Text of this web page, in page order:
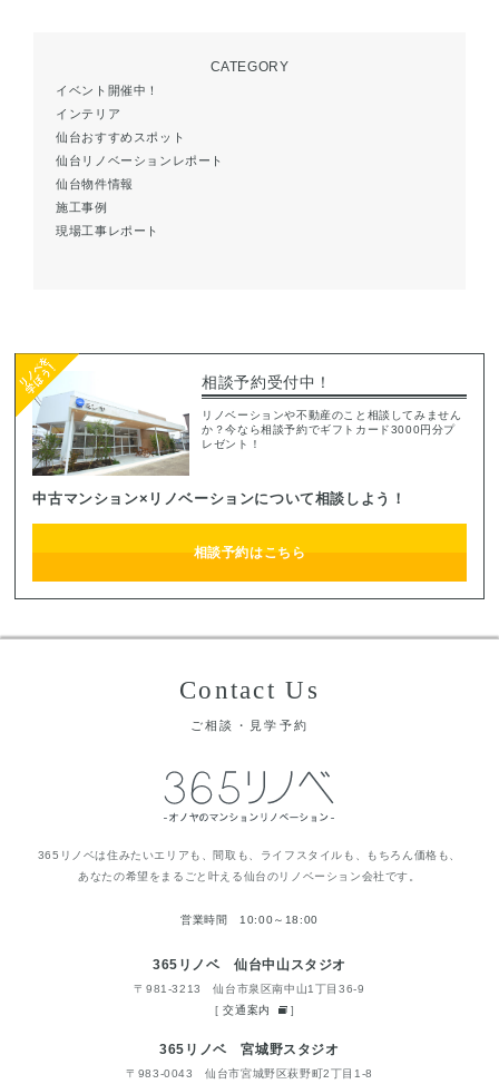
CATEGORY
イベント開催中！
インテリア
仙台おすすめスポット
仙台リノベーションレポート
仙台物件情報
施工事例
現場工事レポート
相談予約受付中！
リノベーションや不動産のこと相談してみません
か？今なら相談予約でギフトカード3000円分プ
レゼント！
中古マンション×リノベーションについて相談しよう！
相談予約はこちら
Contact Us
ご相談・見学予約
365リノベは住みたいエリアも、間取も、ライフスタイルも、もちろん価格も、
あなたの希望をまるごと叶える仙台のリノベーション会社です。
営業時間 10:00～18:00
365リノベ 仙台中山スタジオ
〒981-3213 仙台市泉区南中山1丁目36-9
[交通案内 ]
365リノベ 宮城野スタジオ
〒983-0043 仙台市宮城野区萩野町2丁目1-8